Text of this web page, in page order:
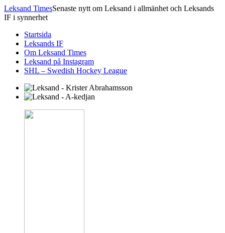
Leksand TimesSenaste nytt om Leksand i allmänhet och Leksands
IF i synnerhet
Startsida
Leksands IF
Om Leksand Times
Leksand på Instagram
SHL – Swedish Hockey League